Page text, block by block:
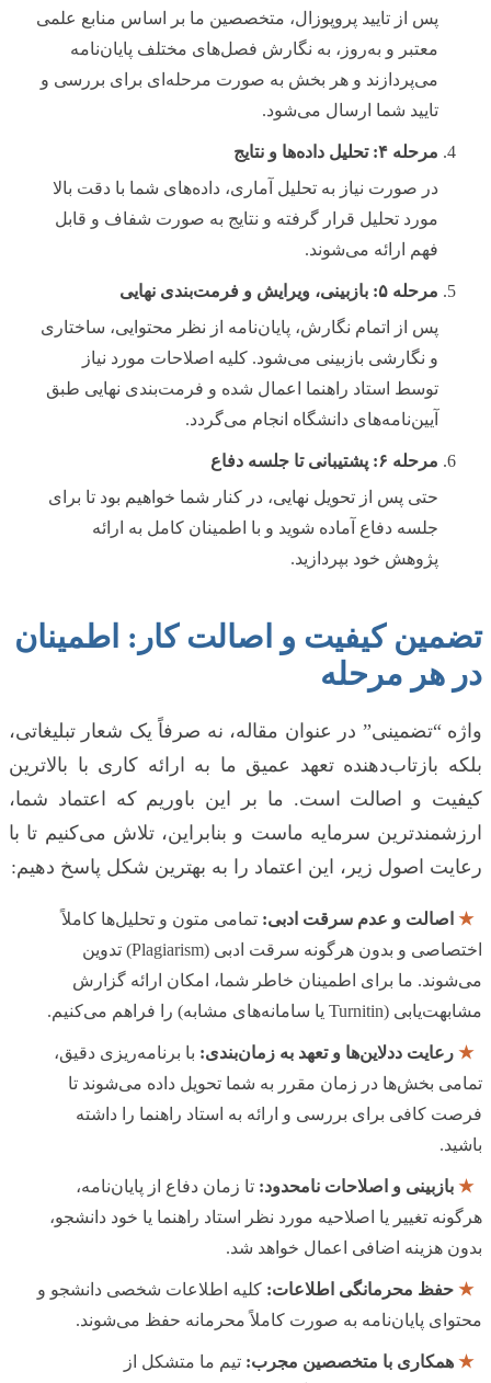
پس از تایید پروپوزال، متخصصین ما بر اساس منابع علمی
معتبر و به‌روز، به نگارش فصل‌های مختلف پایان‌نامه
می‌پردازند و هر بخش به صورت مرحله‌ای برای بررسی و
تایید شما ارسال می‌شود.
مرحله ۴: تحلیل داده‌ها و نتایج
در صورت نیاز به تحلیل آماری، داده‌های شما با دقت بالا
مورد تحلیل قرار گرفته و نتایج به صورت شفاف و قابل
فهم ارائه می‌شوند.
مرحله ۵: بازبینی، ویرایش و فرمت‌بندی نهایی
پس از اتمام نگارش، پایان‌نامه از نظر محتوایی، ساختاری
و نگارشی بازبینی می‌شود. کلیه اصلاحات مورد نیاز
توسط استاد راهنما اعمال شده و فرمت‌بندی نهایی طبق
آیین‌نامه‌های دانشگاه انجام می‌گردد.
مرحله ۶: پشتیبانی تا جلسه دفاع
حتی پس از تحویل نهایی، در کنار شما خواهیم بود تا برای
جلسه دفاع آماده شوید و با اطمینان کامل به ارائه
پژوهش خود بپردازید.
تضمین کیفیت و اصالت کار: اطمینان
در هر مرحله
واژه “تضمینی” در عنوان مقاله، نه صرفاً یک شعار تبلیغاتی،
بلکه بازتاب‌دهنده تعهد عمیق ما به ارائه کاری با بالاترین
کیفیت و اصالت است. ما بر این باوریم که اعتماد شما،
ارزشمندترین سرمایه ماست و بنابراین، تلاش می‌کنیم تا با
رعایت اصول زیر، این اعتماد را به بهترین شکل پاسخ دهیم:
★ اصالت و عدم سرقت ادبی: تمامی متون و تحلیل‌ها کاملاً
اختصاصی و بدون هرگونه سرقت ادبی (Plagiarism) تدوین
می‌شوند. ما برای اطمینان خاطر شما، امکان ارائه گزارش
مشابهت‌یابی (Turnitin یا سامانه‌های مشابه) را فراهم می‌کنیم.
★ رعایت ددلاین‌ها و تعهد به زمان‌بندی: با برنامه‌ریزی دقیق،
تمامی بخش‌ها در زمان مقرر به شما تحویل داده می‌شوند تا
فرصت کافی برای بررسی و ارائه به استاد راهنما را داشته
باشید.
★ بازبینی و اصلاحات نامحدود: تا زمان دفاع از پایان‌نامه،
هرگونه تغییر یا اصلاحیه مورد نظر استاد راهنما یا خود دانشجو،
بدون هزینه اضافی اعمال خواهد شد.
★ حفظ محرمانگی اطلاعات: کلیه اطلاعات شخصی دانشجو و
محتوای پایان‌نامه به صورت کاملاً محرمانه حفظ می‌شوند.
★ همکاری با متخصصین مجرب: تیم ما متشکل از